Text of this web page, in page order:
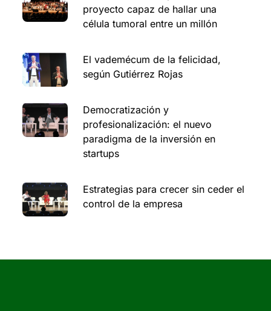
proyecto capaz de hallar una
célula tumoral entre un millón
El vademécum de la felicidad,
según Gutiérrez Rojas
Democratización y
profesionalización: el nuevo
paradigma de la inversión en
startups
Estrategias para crecer sin ceder el
control de la empresa